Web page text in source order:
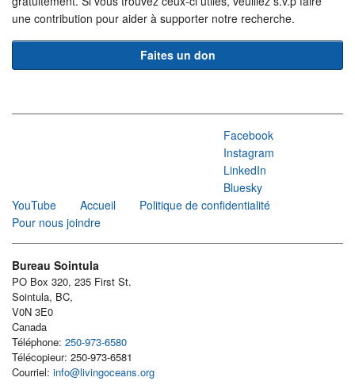
une contribution pour aider à supporter notre recherche.
Faites un don
Facebook
Instagram
LinkedIn
Bluesky
YouTube
Accueil
Politique de confidentialité
Pour nous joindre
Bureau Sointula
PO Box 320, 235 First St.
Sointula, BC,
V0N 3E0
Canada
Téléphone: 250-973-6580
Télécopieur: 250-973-6581
Courriel: info@livingoceans.org